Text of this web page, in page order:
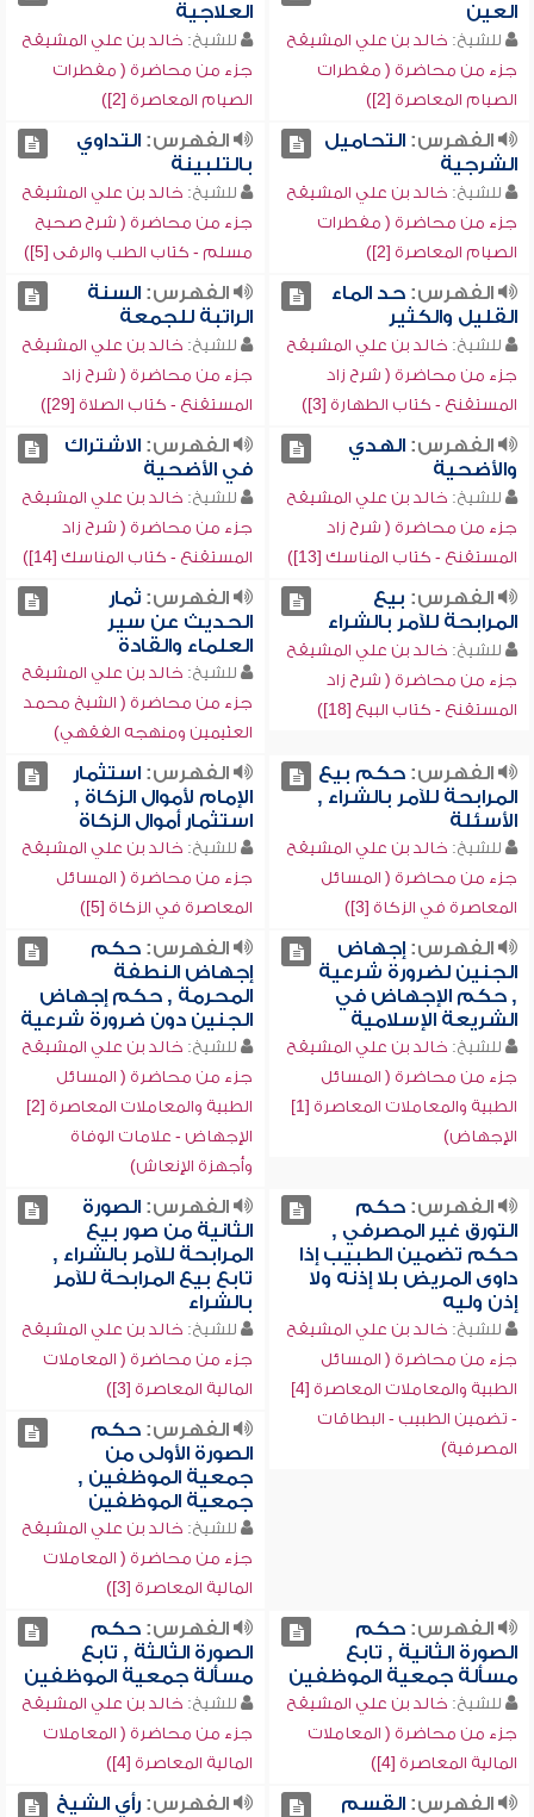
العين
للشيخ: خالد بن علي المشيقح
جزء من محاضرة ( مفطرات
الصيام المعاصرة [2])
العلاجية
للشيخ: خالد بن علي المشيقح
جزء من محاضرة ( مفطرات
الصيام المعاصرة [2])
الفهرس:التحاميل
الشرجية
للشيخ: خالد بن علي المشيقح
جزء من محاضرة ( مفطرات
الصيام المعاصرة [2])
الفهرس:التداوي
بالتلبينة
للشيخ: خالد بن علي المشيقح
جزء من محاضرة ( شرح صحيح
مسلم - كتاب الطب والرقى [5])
الفهرس:حد الماء
القليل والكثير
للشيخ: خالد بن علي المشيقح
جزء من محاضرة ( شرح زاد
المستقنع - كتاب الطهارة [3])
الفهرس:السنة
الراتبة للجمعة
للشيخ: خالد بن علي المشيقح
جزء من محاضرة ( شرح زاد
المستقنع - كتاب الصلاة [29])
الفهرس:الهدي
والأضحية
للشيخ: خالد بن علي المشيقح
جزء من محاضرة ( شرح زاد
المستقنع - كتاب المناسك [13])
الفهرس:الاشتراك
في الأضحية
للشيخ: خالد بن علي المشيقح
جزء من محاضرة ( شرح زاد
المستقنع - كتاب المناسك [14])
الفهرس: بيع
المرابحة للآمر بالشراء
للشيخ: خالد بن علي المشيقح
جزء من محاضرة ( شرح زاد
المستقنع - كتاب البيع [18])
الفهرس:ثمار
الحديث عن سير
العلماء والقادة
للشيخ: خالد بن علي المشيقح
جزء من محاضرة ( الشيخ محمد
العثيمين ومنهجه الفقهي)
الفهرس:حكم بيع
المرابحة للآمر بالشراء ,
الأسئلة
للشيخ: خالد بن علي المشيقح
جزء من محاضرة ( المسائل
المعاصرة في الزكاة [3])
الفهرس:استثمار
الإمام لأموال الزكاة ,
استثمار أموال الزكاة
للشيخ: خالد بن علي المشيقح
جزء من محاضرة ( المسائل
المعاصرة في الزكاة [5])
الفهرس:إجهاض
الجنين لضرورة شرعية
, حكم الإجهاض في
الشريعة الإسلامية
للشيخ: خالد بن علي المشيقح
جزء من محاضرة ( المسائل
الطبية والمعاملات المعاصرة [1]
الإجهاض)
الفهرس:حكم
إجهاض النطفة
المحرمة , حكم إجهاض
الجنين دون ضرورة شرعية
للشيخ: خالد بن علي المشيقح
جزء من محاضرة ( المسائل
الطبية والمعاملات المعاصرة [2]
الإجهاض - علامات الوفاة
وأجهزة الإنعاش)
الفهرس:حكم
التورق غير المصرفي ,
حكم تضمين الطبيب إذا
داوى المريض بلا إذنه ولا
إذن وليه
للشيخ: خالد بن علي المشيقح
جزء من محاضرة ( المسائل
الطبية والمعاملات المعاصرة [4]
- تضمين الطبيب - البطاقات
المصرفية)
الفهرس:الصورة
الثانية من صور بيع
المرابحة للآمر بالشراء ,
تابع بيع المرابحة للآمر
بالشراء
للشيخ: خالد بن علي المشيقح
جزء من محاضرة ( المعاملات
المالية المعاصرة [3])
الفهرس:حكم
الصورة الأولى من
جمعية الموظفين ,
جمعية الموظفين
للشيخ: خالد بن علي المشيقح
جزء من محاضرة ( المعاملات
المالية المعاصرة [3])
الفهرس:حكم
الصورة الثانية , تابع
مسألة جمعية الموظفين
للشيخ: خالد بن علي المشيقح
جزء من محاضرة ( المعاملات
المالية المعاصرة [4])
الفهرس:حكم
الصورة الثالثة , تابع
مسألة جمعية الموظفين
للشيخ: خالد بن علي المشيقح
جزء من محاضرة ( المعاملات
المالية المعاصرة [4])
الفهرس:القسم الفهرس:رأي الشيخ